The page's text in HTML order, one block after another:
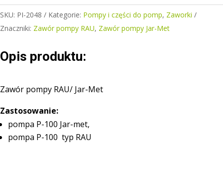
P-
SKU: PI-2048 Kategorie: Pompy i części do pomp, Zaworki
Znaczniki: Zawór pompy RAU, Zawór pompy Jar-Met
Opis produktu:
Zawór pompy RAU/ Jar-Met
Zastosowanie:
pompa P-100 Jar-met,
pompa P-100 typ RAU